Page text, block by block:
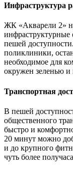
Инфраструктура
ЖК «Акварели 2»
инфраструктурные
пешей
поликлиники,
необходимое для
окружен зеленью и
Транспортная
В пешей
общественного
быстро и
20 минут можно
и до крупного
чуть более